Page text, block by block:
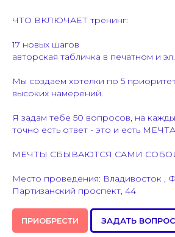
ЧТО ВКЛЮЧАЕТ тренинг:
17 новых шагов
авторская табличка в печатном и
Мы создаем хотелки по 5
высоких намерений.
Я задам тебе 50 вопросов, на
точно есть ответ - это и есть
МЕЧТЫ СБЫВАЮТСЯ САМИ
Место проведения: Владивосток ,
Партизанский проспект, 44
ПРИОБРЕСТИ ЗАДАТЬ ВОПРОС